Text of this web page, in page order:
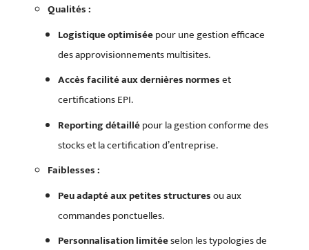
Qualités :
Logistique optimiséepour une gestion efficace
des approvisionnements multisites.
Accès facilité aux dernières normeset
certifications EPI.
Reporting détaillépour la gestion conforme des
stocks et la certification d’entreprise.
Faiblesses :
Peu adapté aux petites structuresou aux
commandes ponctuelles.
Personnalisation limitéeselon les typologies de